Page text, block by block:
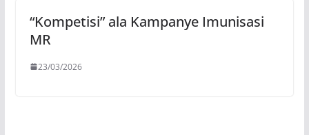
“Kompetisi” ala Kampanye Imunisasi
MR
23/03/2026